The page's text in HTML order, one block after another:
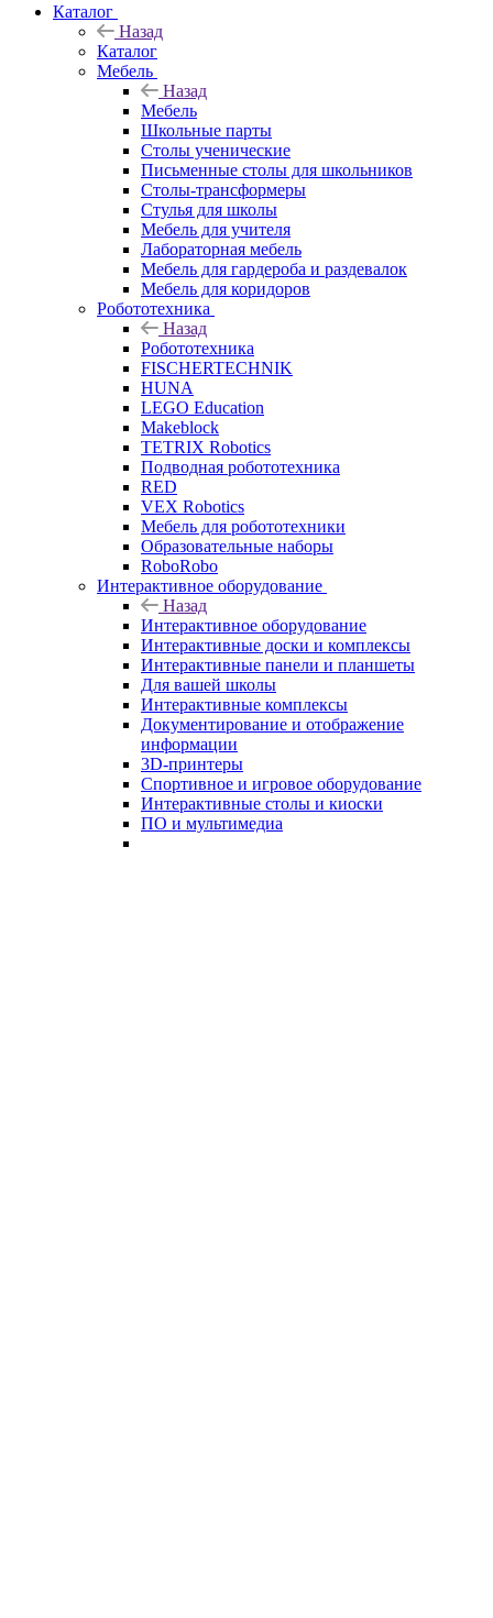
Каталог
Назад
Каталог
Мебель
Назад
Мебель
Школьные парты
Столы ученические
Письменные столы для школьников
Столы-трансформеры
Стулья для школы
Мебель для учителя
Лабораторная мебель
Мебель для гардероба и раздевалок
Мебель для коридоров
Робототехника
Назад
Робототехника
FISCHERTECHNIK
HUNA
LEGO Education
Makeblock
TETRIX Robotics
Подводная робототехника
RED
VEX Robotics
Мебель для робототехники
Образовательные наборы
RoboRobo
Интерактивное оборудование
Назад
Интерактивное оборудование
Интерактивные доски и комплексы
Интерактивные панели и планшеты
Для вашей школы
Интерактивные комплексы
Документирование и отображение
информации
3D-принтеры
Спортивное и игровое оборудование
Интерактивные столы и киоски
ПО и мультимедиа